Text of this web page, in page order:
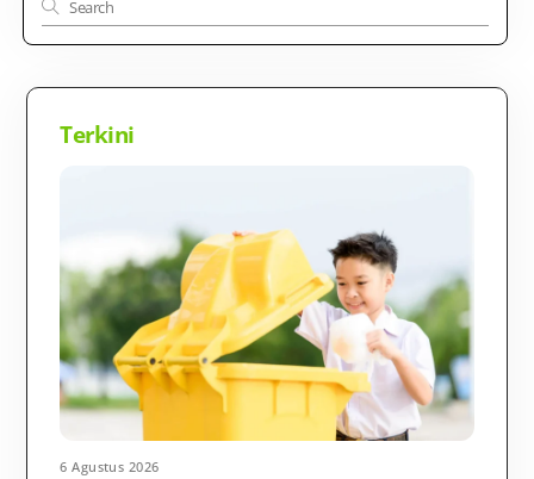
Terkini
6 Agustus 2026